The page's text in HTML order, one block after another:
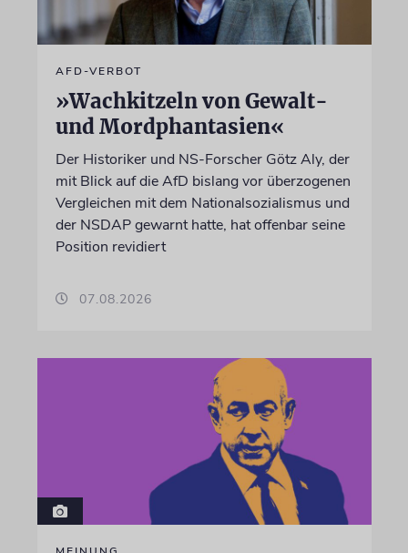
AFD-VERBOT
»Wachkitzeln von Gewalt-
und Mordphantasien«
Der Historiker und NS-Forscher Götz Aly, der
mit Blick auf die AfD bislang vor überzogenen
Vergleichen mit dem Nationalsozialismus und
der NSDAP gewarnt hatte, hat offenbar seine
Position revidiert
07.08.2026